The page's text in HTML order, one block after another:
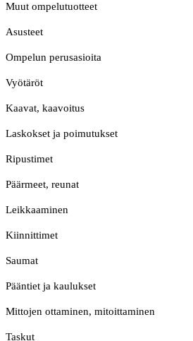
Muut ompelutuotteet
Asusteet
Ompelun perusasioita
Vyötäröt
Kaavat, kaavoitus
Laskokset ja poimutukset
Ripustimet
Päärmeet, reunat
Leikkaaminen
Kiinnittimet
Saumat
Pääntiet ja kaulukset
Mittojen ottaminen, mitoittaminen
Taskut